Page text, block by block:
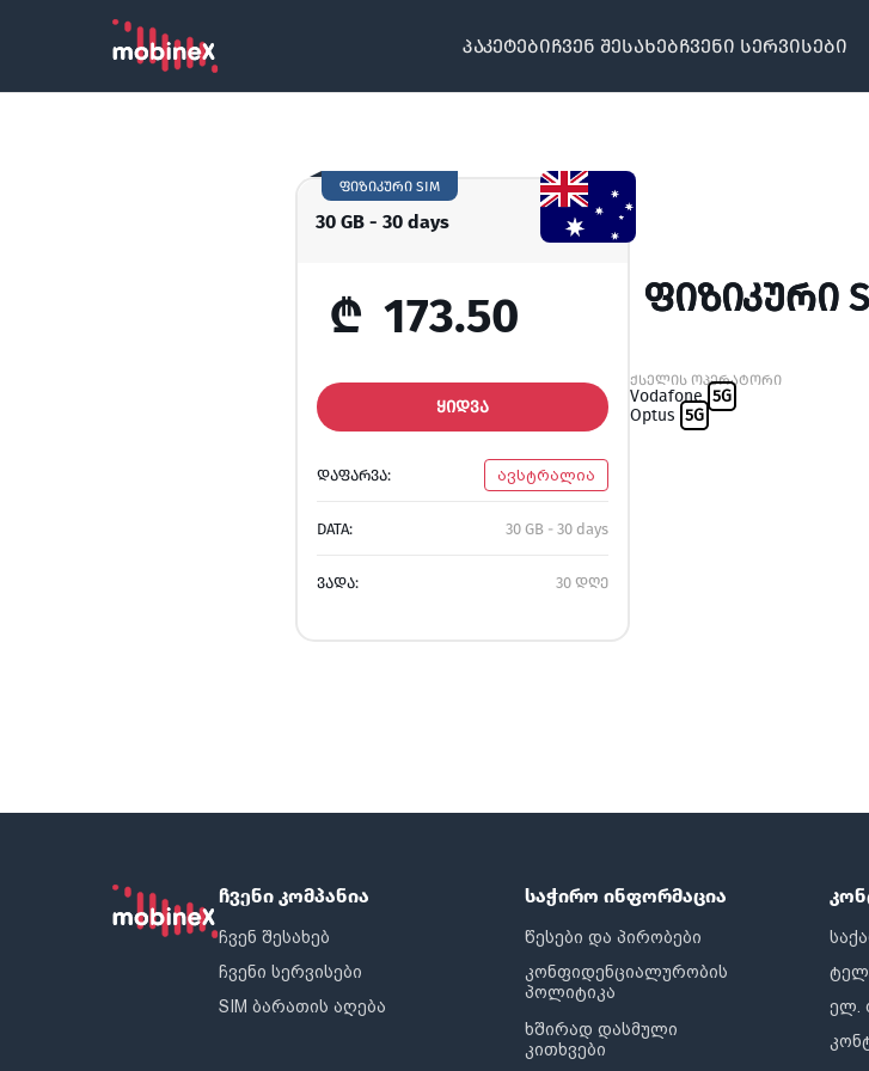
პაკეტებიჩვენ შესახებჩვენი სერვისები
30 GB - 30 days
ფიზიკური SIM
₾ 173.50
ᲧᲘᲓᲕᲐ
ᲓᲐᲤᲐᲠᲕᲐ: ავსტრალია
DATA: 30 GB - 30 days
ᲕᲐᲓᲐ: 30 დღე
ᲤᲘᲖᲘᲙᲣᲠᲘ
ქსელის ოპერატორი
Vodafone 5G
Optus 5G
ჩვენი კომპანია
ჩვენ შესახებ
ჩვენი სერვისები
SIM ბარათის აღება
საჭირო ინფორმაცია
წესები და პირობები
კონფიდენციალურობის
პოლიტიკა
ხშირად დასმული
კითხვები
ტელ:
ელ.